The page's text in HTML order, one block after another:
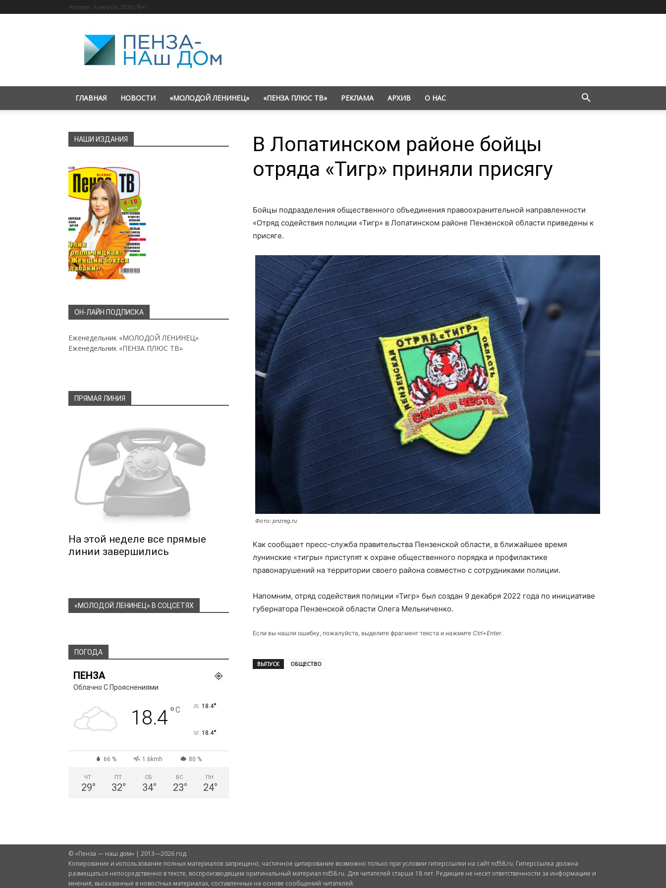
Четверг, 6 августа, 2026 (18+)
«Пенза
—
наш
дом»
ГЛАВНАЯ НОВОСТИ «МОЛОДОЙ ЛЕНИНЕЦ» «ПЕНЗА ПЛЮС ТВ» РЕКЛАМА АРХИВ О НАС
В Лопатинском районе бойцы
отряда «Тигр» приняли присягу
Бойцы подразделения общественного объединения правоохранительной направленности
«Отряд содействия полиции «Тигр» в Лопатинском районе Пензенской области приведены к
присяге.
Фото: pnzreg.ru
Как сообщает пресс-служба правительства Пензенской области, в ближайшее время
лунинские «тигры» приступят к охране общественного порядка и профилактике
правонарушений на территории своего района совместно с сотрудниками полиции.
Напомним, отряд содействия полиции «Тигр» был создан 9 декабря 2022 года по инициативе
губернатора Пензенской области Олега Мельниченко.
Если вы нашли ошибку, пожалуйста, выделите фрагмент текста и нажмите Ctrl+Enter.
ВЫПУСК ОБЩЕСТВО
НАШИ ИЗДАНИЯ
ОН-ЛАЙН ПОДПИСКА
Еженедельник «МОЛОДОЙ ЛЕНИНЕЦ»
Еженедельник «ПЕНЗА ПЛЮС ТВ»
ПРЯМАЯ ЛИНИЯ
На этой неделе все прямые
линии завершились
«МОЛОДОЙ ЛЕНИНЕЦ» В СОЦСЕТЯХ
ПОГОДА
ПЕНЗА
Облачно С Прояснениями
18.4°C 18.4°
18.4°
66 % 1.6kmh 80 %
ЧТ
29°
ПТ
32°
СБ
34°
ВС
23°
ПН
24°
© «Пенза — наш дом» | 2013—2026 год.
Копирование и использование полных материалов запрещено, частичное цитирование возможно только при условии гиперссылки на сайт nd58.ru. Гиперссылка должна
размещаться непосредственно в тексте, воспроизводящем оригинальный материал nd58.ru. Для читателей старше 18 лет. Редакция не несет ответственности за информацию и
мнения, высказанные в новостных материалах, составленных на основе сообщений читателей.